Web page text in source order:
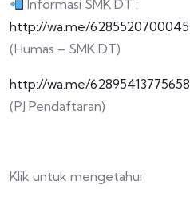
Informasi SMK DT :
http://wa.me/6285520700045
(Humas – SMK DT)
http://wa.me/62895413775658
(PJ Pendaftaran)
Klik untuk mengetahui